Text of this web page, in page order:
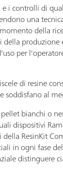
i controlli di
una
della
per
di resine
al
bianchi o
dispositivi
ResinKit
in ogni fase
distinguere